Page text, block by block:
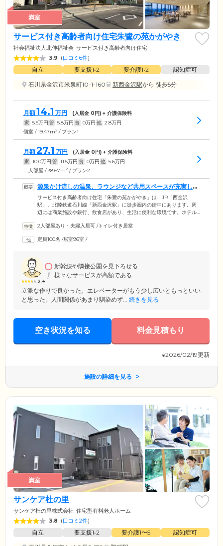
満室
サービス付き高齢者向け住宅朱鷺の苑かがやき
社会福祉法人北伸福祉会 サービス付き高齢者向け住宅
3.9 (口コミ6件)
自立 要支援1•2 要介護1•2
認知症可
石川県金沢市米泉町10-1-160
新西金沢駅から 徒歩5分
月額14.1 万円 (入居金 0円) + 介護保険料
家 5.5万円 管 5.8万円 食 0万円 他 2.8万円
個室 / 19.47m2 / プラン1
月額27.1 万円 (入居金 0円) + 介護保険料
家 10.0万円 管 11.5万円 食 0万円 他 5.6万円
二人部屋 / 38.67m2 / プラン2
源泉かけ流しの温泉、ラウンジなど共用スペースが充実して
います
サービス付き高齢者向け住宅「朱鷺の苑かがやき」は、JR「西金沢
駅」、北陸鉄道石川線「新西金沢駅」に徒歩圏内の街中にあります。周
辺には商業施設や銀行、飲食店があり、生活に便利な環境です。ホテル
実。ご家族様やご友人様も安心してお迎えできる環境です。一番の自慢
で満喫いただけます。泉質はナトリウム塩化物泉。湯ざめしにくく、殺
2人部屋あり・夫婦入居可 /トイレ付き居室
定員100名 /居室96室 /
3.4
新幹線や隣接公園を見下ろせる
様々なサービスが高額である
立派な作りで良かった。エレベーターがもう少し広いともっといい
と思った。人間関係があまり馴染めず... 続きを見る
空き状況を知る 料金見積もり
※2026/02/19更新
施設の詳細を見る
満室
サンケア杜の里
サンケア杜の里株式会社 住宅型有料老人ホーム
3.8 (口コミ2件)
自立 要支援1•2 要介護1〜5
認知症可